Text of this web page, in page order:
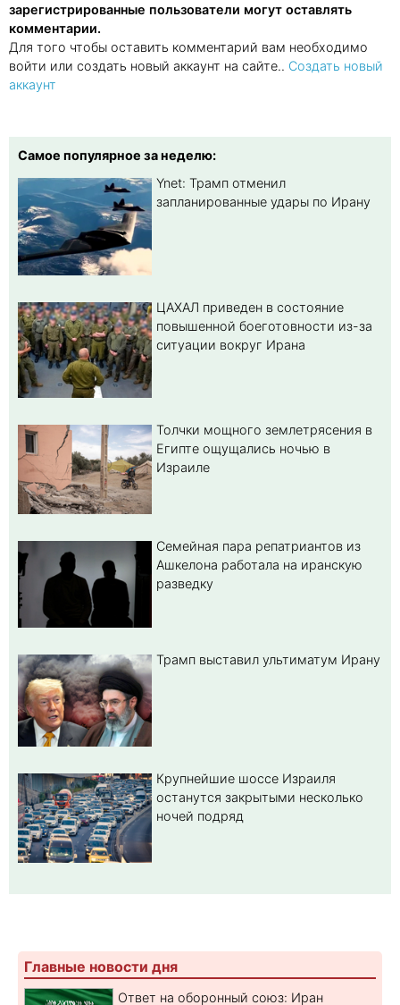
зарегистрированные пользователи могут оставлять
комментарии.
Для того чтобы оставить комментарий вам необходимо
войти или создать новый аккаунт на сайте.. Создать новый
аккаунт
Самое популярное за неделю:
Ynet: Трамп отменил
запланированные удары по Ирану
ЦАХАЛ приведен в состояние
повышенной боеготовности из-за
ситуации вокруг Ирана
Толчки мощного землетрясения в
Египте ощущались ночью в
Израиле
Семейная пара репатриантов из
Ашкелона работала на иранскую
разведку
Трамп выставил ультиматум Ирану
Крупнейшие шоссе Израиля
останутся закрытыми несколько
ночей подряд
Главные новости дня
Ответ на оборонный союз: Иран